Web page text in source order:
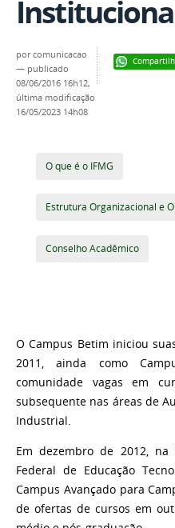
porcomunicacao
— publicado
08/06/2016 16h12,
última modificação
16/05/2023 14h08
O que é o IFMG
Estrutura Organizacional e
Conselho Acadêmico
O Campus Betim iniciou
2011, ainda como
comunidade vagas em
subsequente nas áreas de
Industrial.
Em dezembro de 2012,
Federal de Educação
Campus Avançado para
de ofertas de cursos em